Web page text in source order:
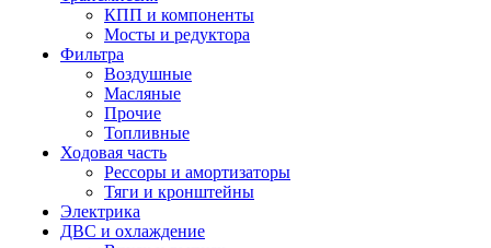
КПП и компоненты
Мосты и редуктора
Фильтра
Воздушные
Масляные
Прочие
Топливные
Ходовая часть
Рессоры и амортизаторы
Тяги и кронштейны
Электрика
ДВС и охлаждение